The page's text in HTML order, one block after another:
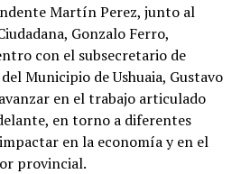
Martín Perez, junto al
Gonzalo Ferro,
con el subsecretario de
Municipio de Ushuaia, Gustavo
en el trabajo articulado
en torno a diferentes
en la economía y en el
provincial.